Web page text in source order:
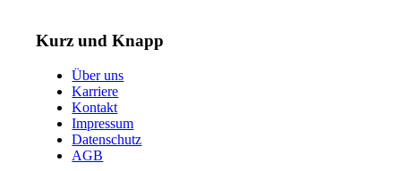
Kurz und Knapp
Über uns
Karriere
Kontakt
Impressum
Datenschutz
AGB